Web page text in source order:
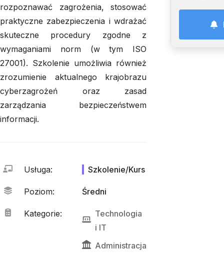
rozpoznawać zagrożenia, stosować
praktyczne zabezpieczenia i wdrażać
skuteczne procedury zgodne z
wymaganiami norm (w tym ISO
27001). Szkolenie umożliwia również
zrozumienie aktualnego krajobrazu
cyberzagrożeń oraz zasad
zarządzania bezpieczeństwem
informacji.
Usługa: Szkolenie/Kurs
Poziom: Średni
Kategorie:
Technologia
i IT
Administracja